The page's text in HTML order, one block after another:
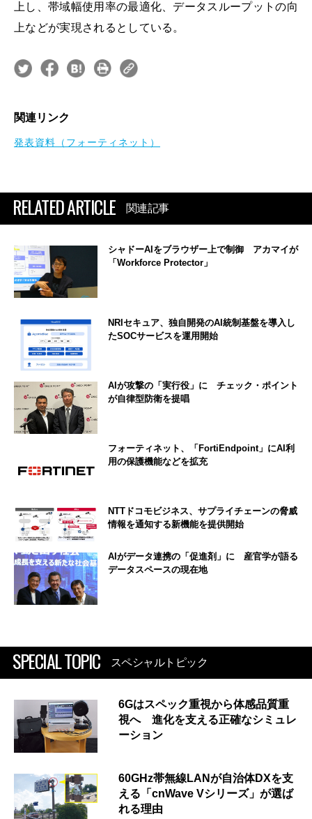
上し、帯域幅使用率の最適化、データスループットの向
上などが実現されるとしている。
関連リンク
発表資料（フォーティネット）
RELATED ARTICLE 関連記事
シャドーAIをブラウザー上で制御 アカマイが
「Workforce Protector」
NRIセキュア、独自開発のAI統制基盤を導入し
たSOCサービスを運用開始
AIが攻撃の「実行役」に チェック・ポイント
が自律型防衛を提唱
フォーティネット、「FortiEndpoint」にAI利
用の保護機能などを拡充
NTTドコモビジネス、サプライチェーンの脅威
情報を通知する新機能を提供開始
AIがデータ連携の「促進剤」に 産官学が語る
データスペースの現在地
SPECIAL TOPIC スペシャルトピック
6Gはスペック重視から体感品質重
視へ 進化を支える正確なシミュレ
ーション
60GHz帯無線LANが自治体DXを支
える「cnWave Vシリーズ」が選ば
れる理由